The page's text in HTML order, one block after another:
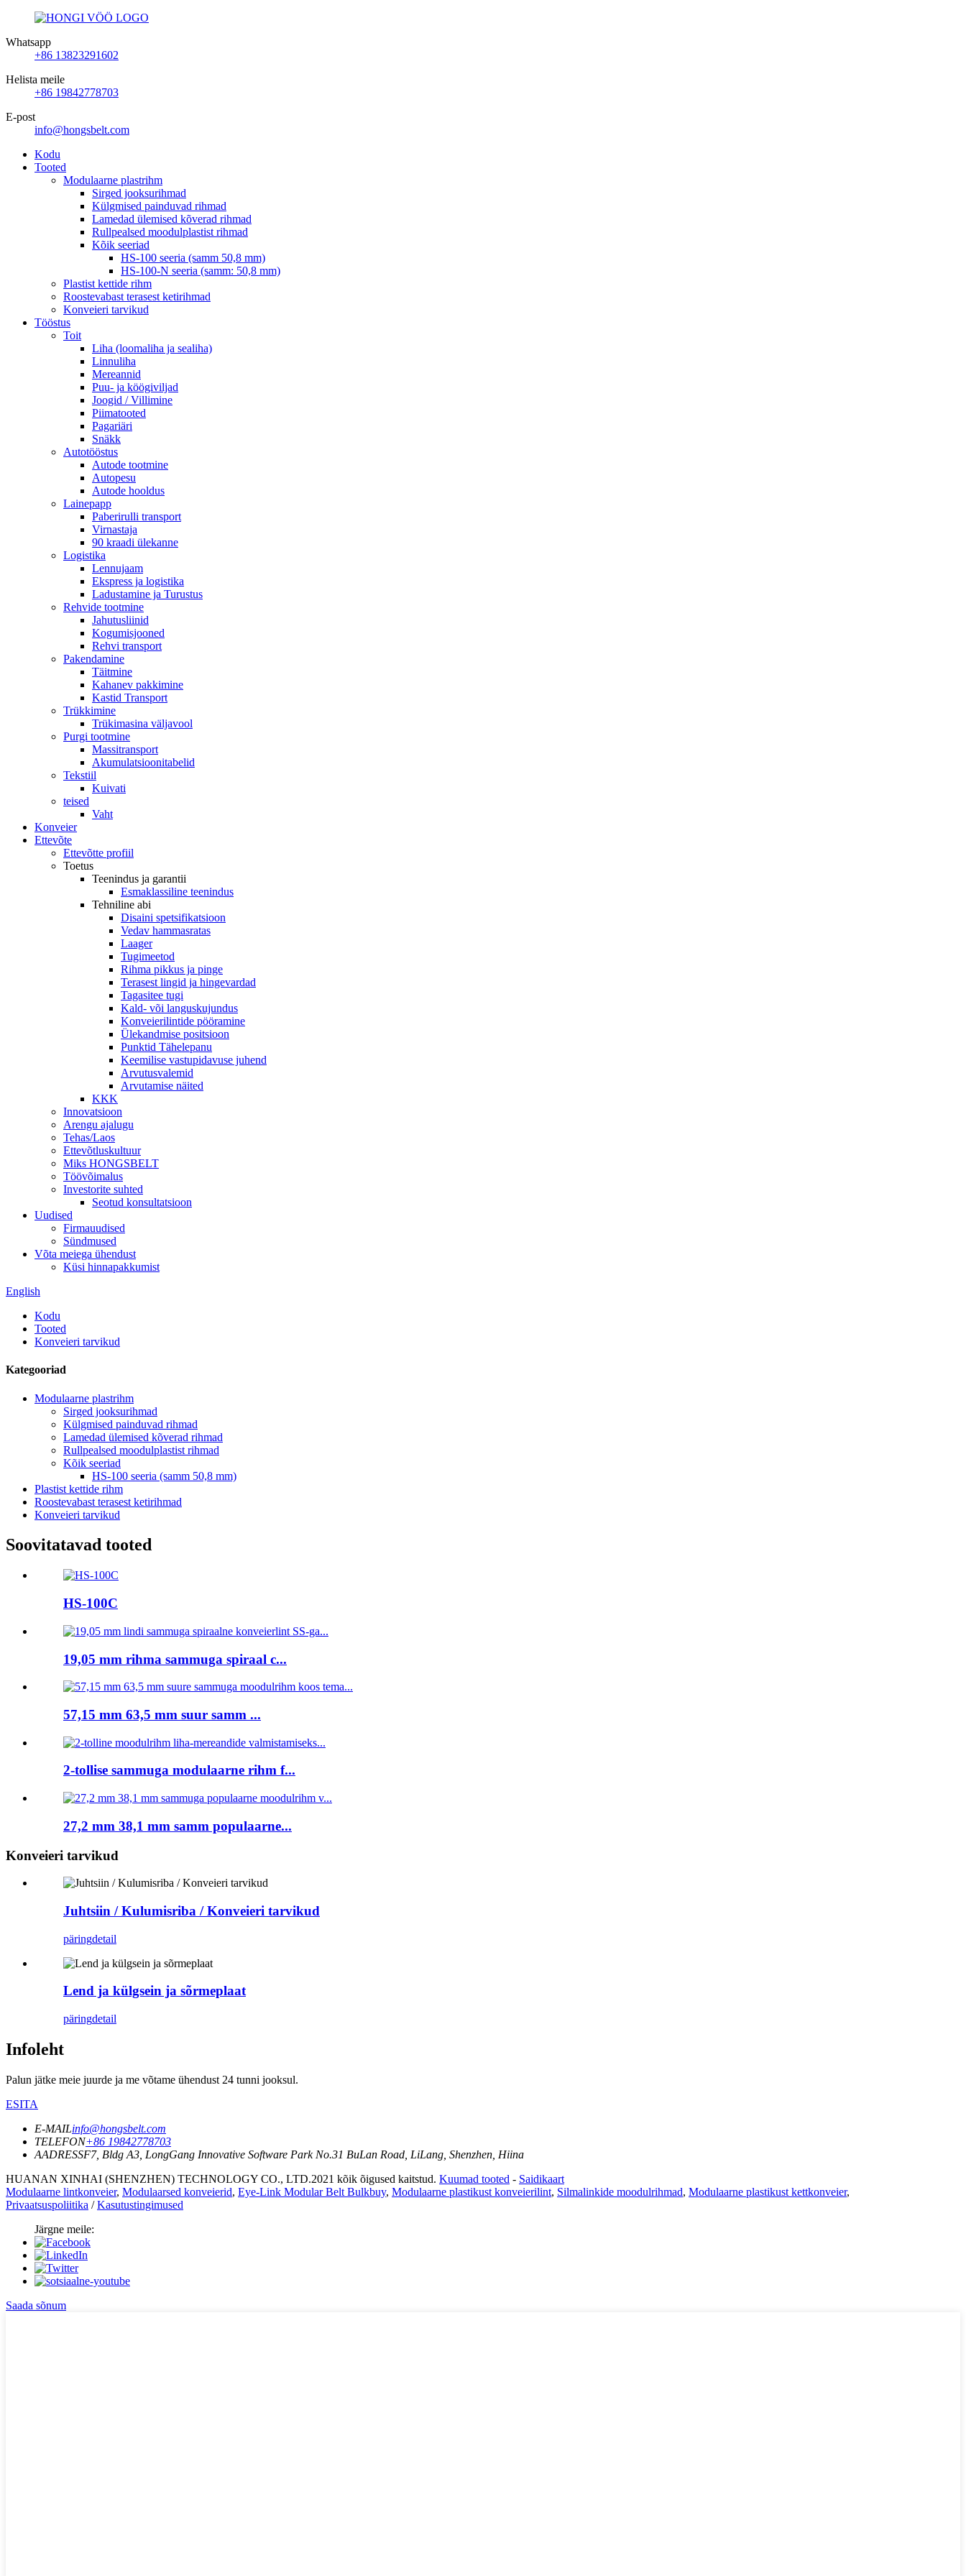
Whatsapp
+86 13823291602
Helista meile
+86 19842778703
E-post
info@hongsbelt.com
Kodu
Tooted
Modulaarne plastrihm
Sirged jooksurihmad
Külgmised painduvad rihmad
Lamedad ülemised kõverad rihmad
Rullpealsed moodulplastist rihmad
Kõik seeriad
HS-100 seeria (samm 50,8 mm)
HS-100-N seeria (samm: 50,8 mm)
Plastist kettide rihm
Roostevabast terasest ketirihmad
Konveieri tarvikud
Tööstus
Toit
Liha (loomaliha ja sealiha)
Linnuliha
Mereannid
Puu- ja köögiviljad
Joogid / Villimine
Piimatooted
Pagariäri
Snäkk
Autotööstus
Autode tootmine
Autopesu
Autode hooldus
Lainepapp
Paberirulli transport
Virnastaja
90 kraadi ülekanne
Logistika
Lennujaam
Ekspress ja logistika
Ladustamine ja Turustus
Rehvide tootmine
Jahutusliinid
Kogumisjooned
Rehvi transport
Pakendamine
Täitmine
Kahanev pakkimine
Kastid Transport
Trükkimine
Trükimasina väljavool
Purgi tootmine
Massitransport
Akumulatsioonitabelid
Tekstiil
Kuivati
teised
Vaht
Konveier
Ettevõte
Ettevõtte profiil
Toetus
Teenindus ja garantii
Esmaklassiline teenindus
Tehniline abi
Disaini spetsifikatsioon
Vedav hammasratas
Laager
Tugimeetod
Rihma pikkus ja pinge
Terasest lingid ja hingevardad
Tagasitee tugi
Kald- või languskujundus
Konveierilintide pööramine
Ülekandmise positsioon
Punktid Tähelepanu
Keemilise vastupidavuse juhend
Arvutusvalemid
Arvutamise näited
KKK
Innovatsioon
Arengu ajalugu
Tehas/Laos
Ettevõtluskultuur
Miks HONGSBELT
Töövõimalus
Investorite suhted
Seotud konsultatsioon
Uudised
Firmauudised
Sündmused
Võta meiega ühendust
Küsi hinnapakkumist
English
Kodu
Tooted
Konveieri tarvikud
Kategooriad
Modulaarne plastrihm
Sirged jooksurihmad
Külgmised painduvad rihmad
Lamedad ülemised kõverad rihmad
Rullpealsed moodulplastist rihmad
Kõik seeriad
HS-100 seeria (samm 50,8 mm)
Plastist kettide rihm
Roostevabast terasest ketirihmad
Konveieri tarvikud
Soovitatavad tooted
HS-100C
19,05 mm rihma sammuga spiraal c...
57,15 mm 63,5 mm suur samm ...
2-tollise sammuga modulaarne rihm f...
27,2 mm 38,1 mm samm populaarne...
Konveieri tarvikud
Juhtsiin / Kulumisriba / Konveieri tarvikud
päringdetail
Lend ja külgsein ja sõrmeplaat
päringdetail
Infoleht
Palun jätke meie juurde ja me võtame ühendust 24 tunni jooksul.
ESITA
E-MAILinfo@hongsbelt.com
TELEFON+86 19842778703
AADRESSF7, Bldg A3, LongGang Innovative Software Park No.31 BuLan Road, LiLang, Shenzhen, Hiina
HUANAN XINHAI (SHENZHEN) TECHNOLOGY CO., LTD.2021 kõik õigused kaitstud. Kuumad tooted - Saidikaart
Modulaarne lintkonveier, Modulaarsed konveierid, Eye-Link Modular Belt Bulkbuy, Modulaarne plastikust konveierilint, Silmalinkide moodulrihmad, Modulaarne plastikust kettkonveier,
Privaatsuspoliitika /Kasutustingimused
Järgne meile:
Saada sõnum